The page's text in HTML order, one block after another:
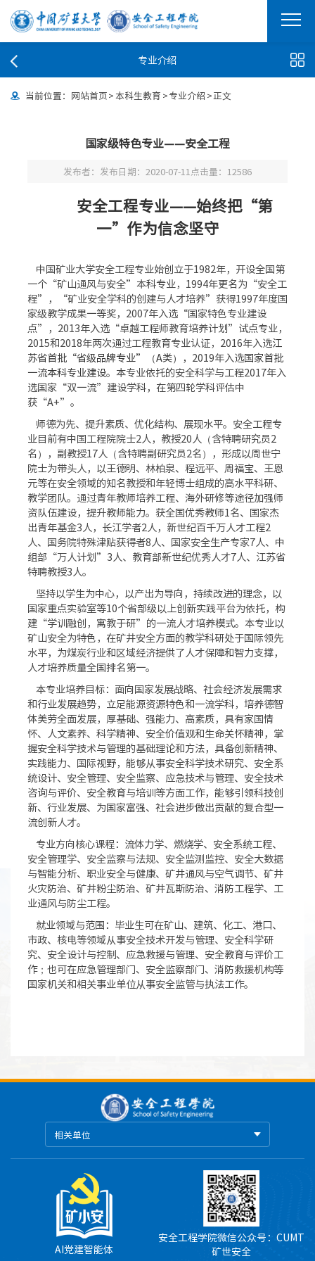
专业介绍
当前位置： 网站首页>本科生教育 >专业介绍 >正文
国家级特色专业——安全工程
发布者： 发布日期：2020-07-11 点击量： 12586
安全工程专业——始终把“第
一”作为信念坚守
中国矿业大学安全工程专业始创立于1982年，开设全国第
一个“矿山通风与安全”本科专业，1994年更名为“安全工
程”，“矿业安全学科的创建与人才培养”获得1997年度国
家级教学成果一等奖，2007年入选“国家特色专业建设
点”，2013年入选“卓越工程师教育培养计划”试点专业，
2015和2018年两次通过工程教育专业认证，2016年入选江
苏省首批“省级品牌专业”（A类）， 2019年入选国家首批
一流本科专业建设。本专业依托的安全科学与工程2017年入
选国家“双一流”建设学科，在第四轮学科评估中
获“A+”。
师德为先、提升素质、优化结构、展现水平。安全工程专
业目前有中国工程院院士2人，教授20人（含特聘研究员2
名），副教授17人（含特聘副研究员2名），形成以周世宁
院士为带头人，以王德明、林柏泉、程远平、周福宝、王恩
元等在安全领域的知名教授和年轻博士组成的高水平科研、
教学团队。通过青年教师培养工程、海外研修等途径加强师
资队伍建设，提升教师能力。获全国优秀教师1名、国家杰
出青年基金3人，长江学者2人，新世纪百千万人才工程2
人、国务院特殊津贴获得者8人、国家安全生产专家7人、中
组部“万人计划”3人、教育部新世纪优秀人才7人、江苏省
特聘教授3人。
坚持以学生为中心，以产出为导向，持续改进的理念，以
国家重点实验室等10个省部级以上创新实践平台为依托，构
建“学训融创，寓教于研”的一流人才培养模式。本专业以
矿山安全为特色，在矿井安全方面的教学科研处于国际领先
水平，为煤炭行业和区域经济提供了人才保障和智力支撑，
人才培养质量全国排名第一。
本专业培养目标：面向国家发展战略、社会经济发展需求
和行业发展趋势，立足能源资源特色和一流学科，培养德智
体美劳全面发展，厚基础、强能力、高素质，具有家国情
怀、人文素养、科学精神、安全价值观和生命关怀精神，掌
握安全科学技术与管理的基础理论和方法，具备创新精神、
实践能力、国际视野，能够从事安全科学技术研究、安全系
统设计、安全管理、安全监察、应急技术与管理、安全技术
咨询与评价、安全教育与培训等方面工作，能够引领科技创
新、行业发展、为国家富强、社会进步做出贡献的复合型一
流创新人才。
专业方向核心课程：流体力学、燃烧学、安全系统工程、
安全管理学、安全监察与法规、安全监测监控、安全大数据
与智能分析、职业安全与健康、矿井通风与空气调节、矿井
火灾防治、矿井粉尘防治、矿井瓦斯防治、消防工程学、工
业通风与防尘工程。
就业领域与范围：毕业生可在矿山、建筑、化工、港口、
市政、核电等领域从事安全技术开发与管理、安全科学研
究、安全设计与控制、应急救援与管理、安全教育与评价工
作；也可在应急管理部门、安全监察部门、消防救援机构等
国家机关和相关事业单位从事安全监管与执法工作。
相关单位
AI党建智能体
安全工程学院微信公众号：CUMT
矿世安全